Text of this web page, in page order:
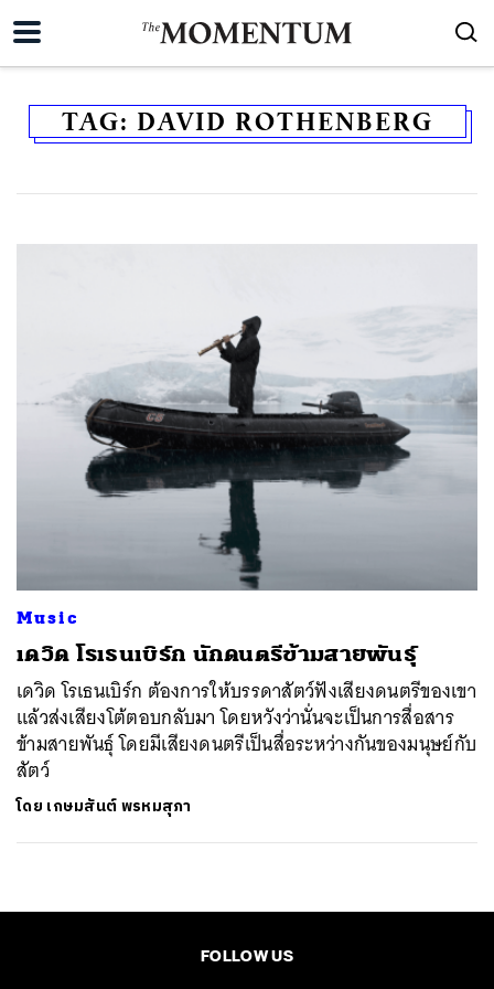
TAG: DAVID ROTHENBERG
Music
เดวิด โรเธนเบิร์ก นักดนตรีข้ามสายพันธุ์
เดวิด โรเธนเบิร์ก ต้องการให้บรรดาสัตว์ฟังเสียงดนตรีของเขา
แล้วส่งเสียงโต้ตอบกลับมา โดยหวังว่านั่นจะเป็นการสื่อสาร
ข้ามสายพันธุ์ โดยมีเสียงดนตรีเป็นสื่อระหว่างกันของมนุษย์กับ
สัตว์
โดย เกษมสันต์ พรหมสุภา
FOLLOW US
TWEET